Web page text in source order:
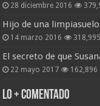
28 diciembre 2016
Hijo de una
14 marzo 2016 318,995
El secreto de que
22 mayo 2017 162,896
Lo + Comentado